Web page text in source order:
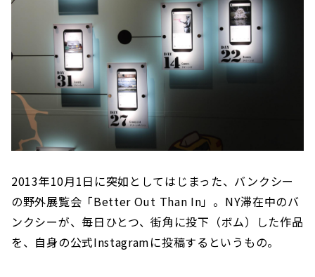
2013年10月1日に突如としてはじまった、バンクシー
の野外展覧会「Better Out Than In」。NY滞在中のバ
ンクシーが、毎日ひとつ、街角に投下（ボム）した作品
を、自身の公式Instagramに投稿するというもの。